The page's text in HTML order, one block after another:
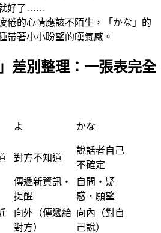
就好了……
倦的心情應該不陌生，「かな」的
帶著小小盼望的嘆氣感。
差別整理：一張表完全
よ かな
對方不知道
說話者自己
不確定
傳遞新資訊・
提醒
自問・疑
惑・願望
向外（傳遞給
對方）
向內（對自
己說）